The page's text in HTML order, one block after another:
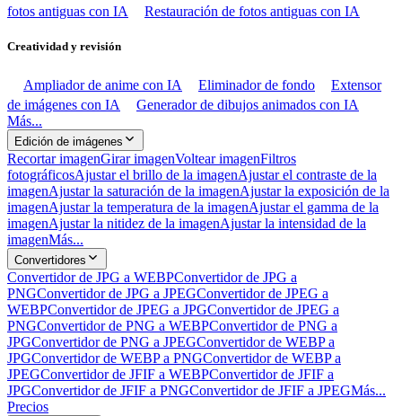
fotos antiguas con IA
Restauración de fotos antiguas con IA
Creatividad y revisión
Ampliador de anime con IA Eliminador de fondo
Extensor
de imágenes con IA
Generador de dibujos animados con IA
Más...
Edición de imágenes
Recortar imagenGirar imagenVoltear imagenFiltros
fotográficosAjustar el brillo de la imagenAjustar el contraste de la
imagenAjustar la saturación de la imagenAjustar la exposición de la
imagenAjustar la temperatura de la imagenAjustar el gamma de la
imagenAjustar la nitidez de la imagenAjustar la intensidad de la
imagenMás...
Convertidores
Convertidor de JPG a WEBPConvertidor de JPG a
PNGConvertidor de JPG a JPEGConvertidor de JPEG a
WEBPConvertidor de JPEG a JPGConvertidor de JPEG a
PNGConvertidor de PNG a WEBPConvertidor de PNG a
JPGConvertidor de PNG a JPEGConvertidor de WEBP a
JPGConvertidor de WEBP a PNGConvertidor de WEBP a
JPEGConvertidor de JFIF a WEBPConvertidor de JFIF a
JPGConvertidor de JFIF a PNGConvertidor de JFIF a JPEGMás...
Precios